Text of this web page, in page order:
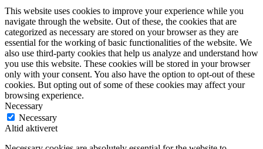
This website uses cookies to improve your experience while you
navigate through the website. Out of these, the cookies that are
categorized as necessary are stored on your browser as they are
essential for the working of basic functionalities of the website. We
also use third-party cookies that help us analyze and understand how
you use this website. These cookies will be stored in your browser
only with your consent. You also have the option to opt-out of these
cookies. But opting out of some of these cookies may affect your
browsing experience.
Necessary
Necessary
Altid aktiveret